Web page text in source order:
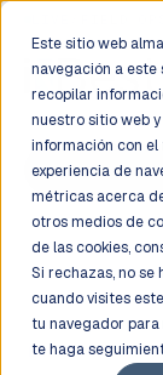
Este sitio web
navegación a este
recopilar
nuestro sitio web
información con
experiencia de
métricas acerca
otros medios de
de las cookies,
Si rechazas, no
cuando visites
tu navegador
te haga
EMPRESAS